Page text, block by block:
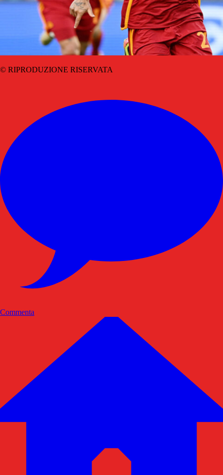
© RIPRODUZIONE RISERVATA
Commenta